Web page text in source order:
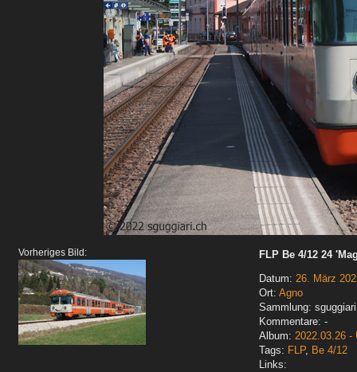
Vorheriges Bild:
FLP Be 4/12 24
Datum: 26. März
Ort: Agno
Sammlung:
Kommentare: -
Album: 2022.03.26 -
Tags: FLP, Be 4/12
Links: